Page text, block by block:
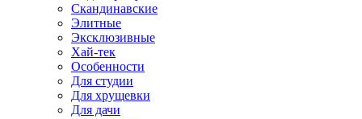
Скандинавские
Элитные
Эксклюзивные
Хай-тек
Особенности
Для студии
Для хрущевки
Для дачи